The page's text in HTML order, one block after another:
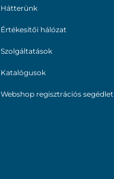
Hátterünk
Értékesítői hálózat
Szolgáltatások
Katalógusok
Webshop regisztrációs segédlet